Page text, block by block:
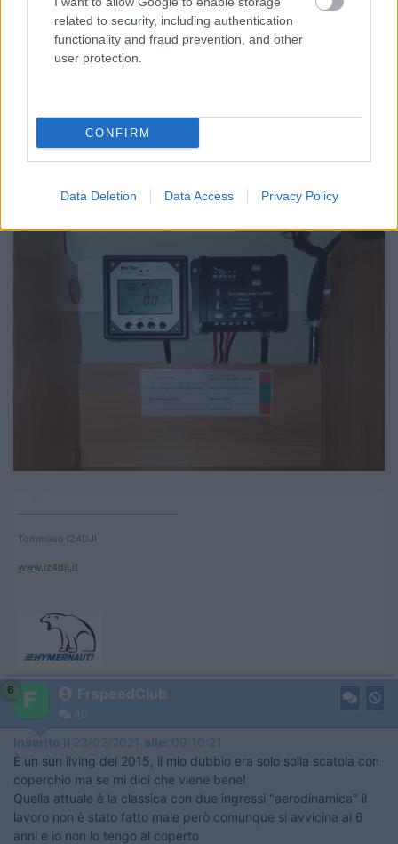
related to security, including authentication
functionality and fraud prevention, and other
user protection.
CONFIRM
Data Deletion Data Access Privacy Policy
INFORMAZIONI TECNICHE
Adatto per tetti di spessore massimo 60mm
Qui si vede il canotto che sporge nel pensile:
Tommaso IZ4DJI
www.iz4dji.it
6 FrspeedClub
40
Inserito il 23/02/2021 alle: 09:10:21
È un sun living del 2015, il mio dubbio era solo solla scatola con
coperchio ma se mi dici che viene bene!
Quella attuale è la classica con due ingressi "aerodinamica" il
lavoro non è stato fatto male però comunque si avvicina ai 6
anni e io non lo tengo al coperto